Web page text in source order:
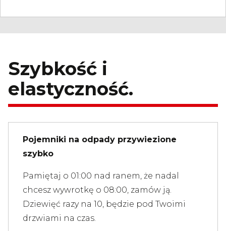
Szybkość i
elastyczność.
Pojemniki na odpady przywiezione
szybko
Pamiętaj o 01:00 nad ranem, że nadal
chcesz wywrotkę o 08:00, zamów ją.
Dziewięć razy na 10, będzie pod Twoimi
drzwiami na czas.